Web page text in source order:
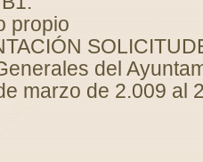
propio
del
marzo de 2.009 al